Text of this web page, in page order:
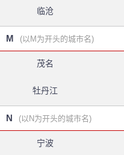
临沧
M (以M为开头的城市名)
茂名
牡丹江
N (以N为开头的城市名)
宁波